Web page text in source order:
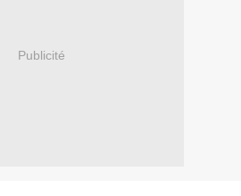
Publicité